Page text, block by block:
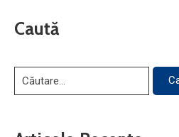
Caută